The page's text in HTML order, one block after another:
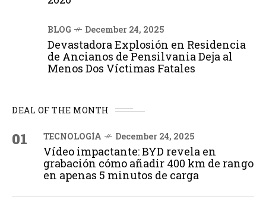
BLOG December 24, 2025
Devastadora Explosión en Residencia
de Ancianos de Pensilvania Deja al
Menos Dos Víctimas Fatales
DEAL OF THE MONTH
01 TECNOLOGÍA December 24, 2025
Vídeo impactante: BYD revela en
grabación cómo añadir 400 km de rango
en apenas 5 minutos de carga